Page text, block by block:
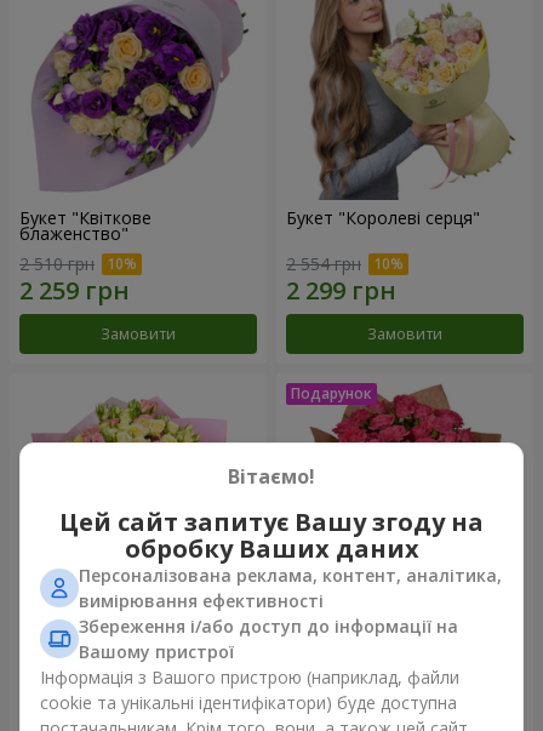
Букет "Квіткове
блаженство"
2 510 грн
Замовити
Букет "Королеві серця"
2 554 грн
Замовити
Мікс "Планета троянд" із 51
кущової троянди
6 469 грн
Букет "Чарівність" з
2 499 грн
Вітаємо!
Цей сайт запитує Вашу згоду на
обробку Ваших даних
Персоналізована реклама, контент, аналітика,
вимірювання ефективності
Збереження і/або доступ до інформації на
Вашому пристрої
Інформація з Вашого пристрою (наприклад, файли
cookie та унікальні ідентифікатори) буде доступна